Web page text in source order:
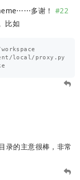
多谢！ #22
比如
local/proxy.py
录的主意很棒，非常